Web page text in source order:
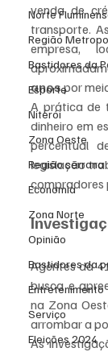
Norte
Região
Bastidores da
Esporte
Niterói
Zona Oeste
Região serrana
Economia
Zona Norte
Opinião
Bastidores da
Entretenimento
Serviço
Eleições 2024
venda de
transporte.
empresa,
anos por
A prática de
dinheiro em
percentual
legislação
compradores
Agentes da
busca e
na Zona
arrombar a
As